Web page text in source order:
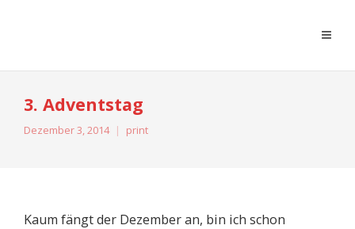
3. Adventstag
Dezember 3, 2014 print
Kaum fängt der Dezember an, bin ich schon